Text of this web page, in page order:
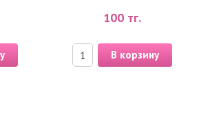
100тг.
В корзину